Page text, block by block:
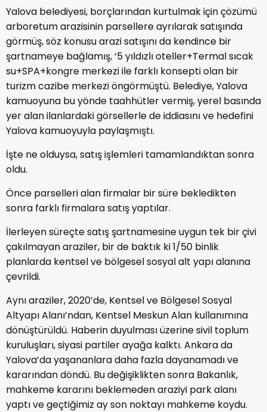
Yalova belediyesi, borçlarından kurtulmak için çözümü
arboretum arazisinin parsellere ayrılarak satışında
görmüş, söz konusu arazi satışını da kendince bir
şartnameye bağlamış, ‘5 yıldızlı oteller+Termal sıcak
su+SPA+kongre merkezi ile farklı konsepti olan bir
turizm cazibe merkezi öngörmüştü. Belediye, Yalova
kamuoyuna bu yönde taahhütler vermiş, yerel basında
yer alan ilanlardaki görsellerle de iddiasını ve hedefini
Yalova kamuoyuyla paylaşmıştı.
İşte ne olduysa, satış işlemleri tamamlandıktan sonra
oldu.
Önce parselleri alan firmalar bir süre bekledikten
sonra farklı firmalara satış yaptılar.
İlerleyen süreçte satış şartnamesine uygun tek bir çivi
çakılmayan araziler, bir de baktık ki 1/50 binlik
planlarda kentsel ve bölgesel sosyal alt yapı alanına
çevrildi.
Aynı araziler, 2020’de, Kentsel ve Bölgesel Sosyal
Altyapı Alanı’ndan, Kentsel Meskun Alan kullanımına
dönüştürüldü. Haberin duyulması üzerine sivil toplum
kuruluşları, siyasi partiler ayağa kalktı. Ankara da
Yalova’da yaşananlara daha fazla dayanamadı ve
kararından döndü. Bu değişiklikten sonra Bakanlık,
mahkeme kararını beklemeden araziyi park alanı
yaptı ve geçtiğimiz ay son noktayı mahkeme koydu.